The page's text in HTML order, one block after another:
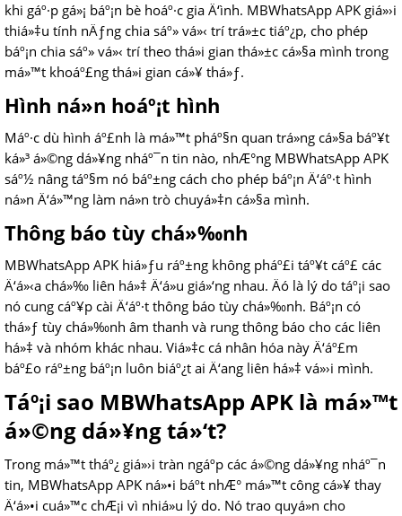
khi gáº·p gá»¡ báº¡n bè hoáº·c gia Ä‘ình. MBWhatsApp APK giá»›i
thiá»‡u tính nÄƒng chia sáº» vá»‹ trí trá»±c tiáº¿p, cho phép
báº¡n chia sáº» vá»‹ trí theo thá»i gian thá»±c cá»§a mình trong
má»™t khoáº£ng thá»i gian cá»¥ thá»ƒ.
Hình ná»n hoáº¡t hình
Máº·c dù hình áº£nh là má»™t pháº§n quan trá»ng cá»§a báº¥t
ká»³ á»©ng dá»¥ng nháº¯n tin nào, nhÆ°ng MBWhatsApp APK
sáº½ nâng táº§m nó báº±ng cách cho phép báº¡n Ä‘áº·t hình
ná»n Ä‘á»™ng làm ná»n trò chuyá»‡n cá»§a mình.
Thông báo tùy chá»‰nh
MBWhatsApp APK hiá»ƒu ráº±ng không pháº£i táº¥t cáº£ các
Ä‘á»‹a chá»‰ liên há»‡ Ä‘á»u giá»‘ng nhau. Äó là lý do táº¡i sao
nó cung cáº¥p cài Ä‘áº·t thông báo tùy chá»‰nh. Báº¡n có
thá»ƒ tùy chá»‰nh âm thanh và rung thông báo cho các liên
há»‡ và nhóm khác nhau. Viá»‡c cá nhân hóa này Ä‘áº£m
báº£o ráº±ng báº¡n luôn biáº¿t ai Ä‘ang liên há»‡ vá»›i mình.
Táº¡i sao MBWhatsApp APK là má»™t
á»©ng dá»¥ng tá»‘t?
Trong má»™t tháº¿ giá»›i tràn ngáº­p các á»©ng dá»¥ng nháº¯n
tin, MBWhatsApp APK ná»•i báº­t nhÆ° má»™t công cá»¥ thay
Ä‘á»•i cuá»™c chÆ¡i vì nhiá»u lý do. Nó trao quyá»n cho